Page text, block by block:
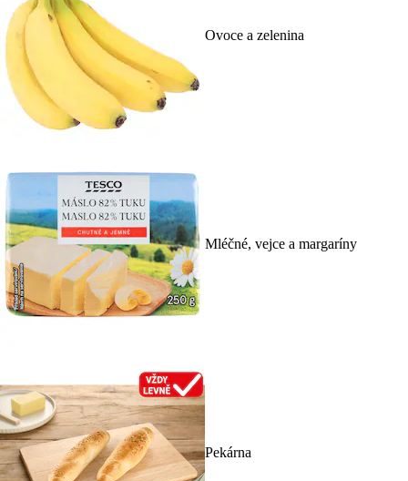
Ovoce a zelenina
Mléčné, vejce a margaríny
Pekárna